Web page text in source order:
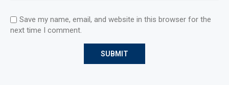
Save my name, email, and website in this browser for the
next time I comment.